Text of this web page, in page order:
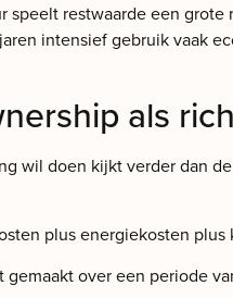
speelt restwaarde een
intensief gebruik vaak
als
wil doen kijkt verder dan
plus energiekosten
over een periode